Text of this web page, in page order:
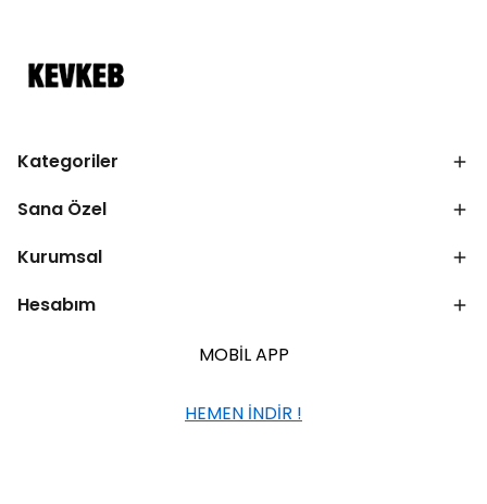
Kategoriler
Sana Özel
Kurumsal
Hesabım
MOBİL APP
HEMEN İNDİR !